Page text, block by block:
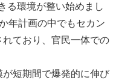
る環境が整い始めまし
年計画の中でもセカン
ており、官民一体での
短期間で爆発的に伸び